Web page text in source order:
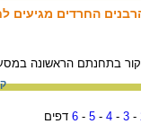
החרדים מגיעים
בתחנתם הראשונה
-
3
-
4
-
5
-
6 דפים